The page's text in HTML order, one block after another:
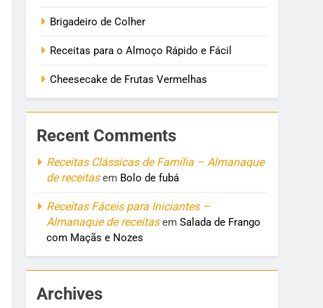
Brigadeiro de Colher
Receitas para o Almoço Rápido e Fácil
Cheesecake de Frutas Vermelhas
Recent Comments
Receitas Clássicas de Família – Almanaque
de receitasem Bolo de fubá
Receitas Fáceis para Iniciantes –
Almanaque de receitasemSalada de Frango
com Maçãs e Nozes
Archives